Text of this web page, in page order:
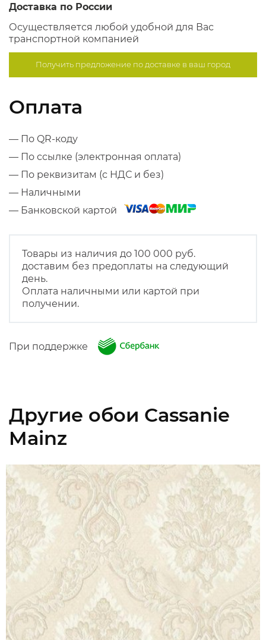
Доставка по России
Осуществляется любой удобной для Вас
транспортной компанией
Получить предложение подоставке в ваш город
Оплата
— По QR-коду
— По ссылке (электронная оплата)
— По реквизитам (с НДС и без)
— Наличными
— Банковской картой
Товары из наличия до 100 000 руб.
доставим без предоплаты на следующий
день.
Оплата наличными или картой при
получении.
При поддержке
Другие обои Cassanie
Mainz